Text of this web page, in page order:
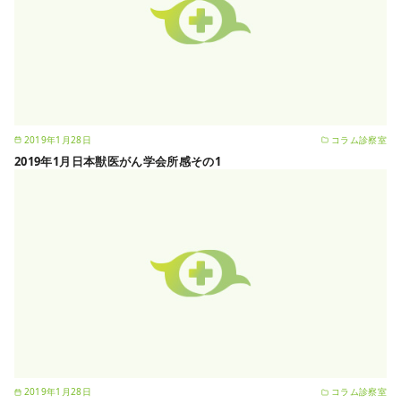
2019年1月28日 コラム診察室
2019年1月日本獣医がん学会所感その1
2019年1月28日 コラム診察室